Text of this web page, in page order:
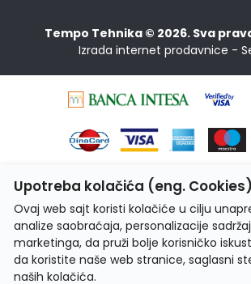
Tempo Tehnika © 2026. Sva
Izrada internet prodavnice -
Upotreba kolačića (eng. Cookies)
Ovaj web sajt koristi kolačiće u cilju
analize saobraćaja, personalizacije
marketinga, da pruži bolje korisničko
da koristite naše web stranice, saglasni
naših kolačića.